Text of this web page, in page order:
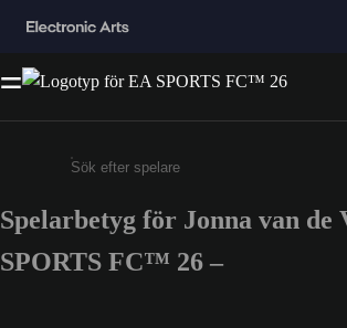
Ange minst 3 tecken eller siffror
Spelarbetyg för Jonna van de
SPORTS FC™ 26 –